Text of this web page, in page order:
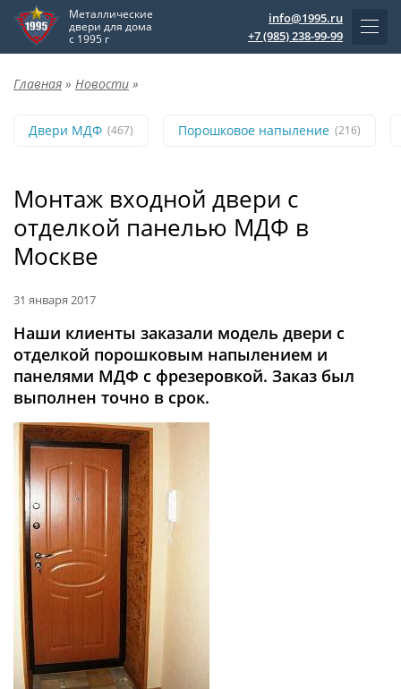
Металлические
двери для дома
с 1995 г
info@1995.ru
+7 (985) 238-99-99
Главная » Новости »
Двери МДФ (467) Порошковое напыление (216)
Монтаж входной двери с
отделкой панелью МДФ в
Москве
31 января 2017
Наши клиенты заказали модель двери с
отделкой порошковым напылением и
панелями МДФ с фрезеровкой. Заказ был
выполнен точно в срок.